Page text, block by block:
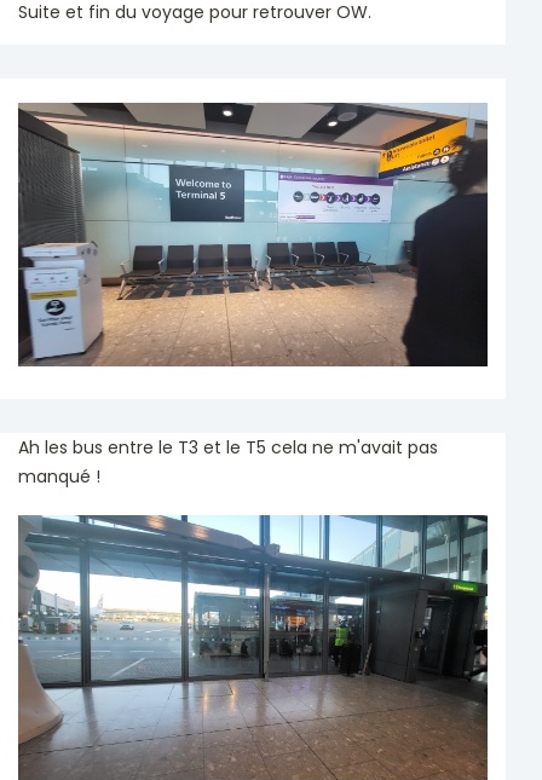
Suite et fin du voyage pour retrouver OW.
Ah les bus entre le T3 et le T5 cela ne m'avait pas
manqué !